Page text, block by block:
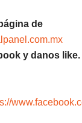
de
y danos like.